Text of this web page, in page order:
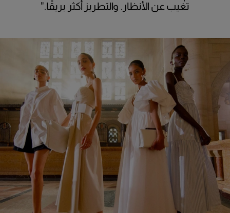
تغيب عن الأنظار. والتطريز أكثر بريقًا."